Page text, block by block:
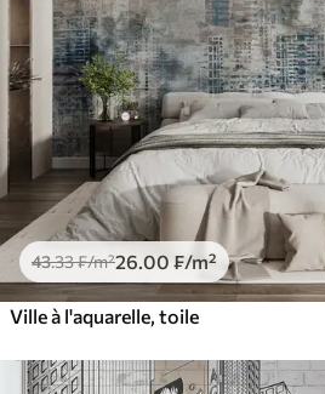
43.33₣/m²26 .00 ₣/m²
Ville à l'aquarelle, toile